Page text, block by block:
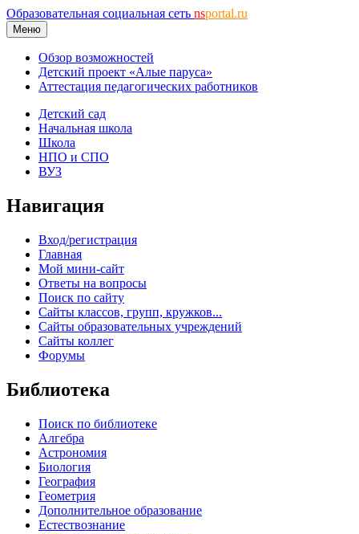
Образовательная социальная сеть nsportal.ru
Меню
Обзор возможностей
Детский проект «Алые паруса»
Аттестация педагогических работников
Детский сад
Начальная школа
Школа
НПО и СПО
ВУЗ
Навигация
Вход/регистрация
Главная
Мой мини-сайт
Ответы на вопросы
Поиск по сайту
Сайты классов, групп, кружков...
Сайты образовательных учреждений
Сайты коллег
Форумы
Библиотека
Поиск по библиотеке
Алгебра
Астрономия
Биология
География
Геометрия
Дополнительное образование
Естествознание